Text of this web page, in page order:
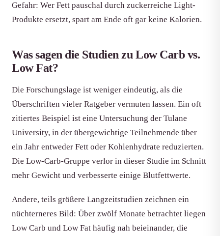
Gefahr: Wer Fett pauschal durch zuckerreiche Light-
Produkte ersetzt, spart am Ende oft gar keine Kalorien.
Was sagen die Studien zu Low Carb vs.
Low Fat?
Die Forschungslage ist weniger eindeutig, als die
Überschriften vieler Ratgeber vermuten lassen. Ein oft
zitiertes Beispiel ist eine Untersuchung der Tulane
University, in der übergewichtige Teilnehmende über
ein Jahr entweder Fett oder Kohlenhydrate reduzierten.
Die Low-Carb-Gruppe verlor in dieser Studie im Schnitt
mehr Gewicht und verbesserte einige Blutfettwerte.
Andere, teils größere Langzeitstudien zeichnen ein
nüchterneres Bild: Über zwölf Monate betrachtet liegen
Low Carb und Low Fat häufig nah beieinander, die